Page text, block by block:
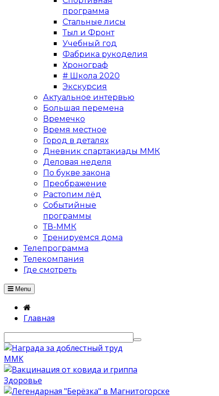
программа
Стальные лисы
Тыл и Фронт
Учебный год
Фабрика рукоделия
Хронограф
# Школа 2020
Экскурсия
Актуальное интервью
Большая перемена
Времечко
Время местное
Город в деталях
Дневник спартакиады ММК
Деловая неделя
По букве закона
Преображение
Растопим лёд
Событийные
программы
ТВ-ММК
Тренируемся дома
Телепрограмма
Телекомпания
Где смотреть
Menu
Главная
ММК
Здоровье